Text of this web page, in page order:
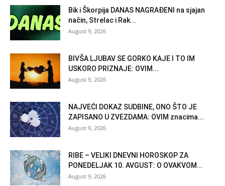
Bik i Škorpija DANAS NAGRAĐENI na sjajan
način, Strelac i Rak...
August 9, 2026
BIVŠA LJUBAV SE GORKO KAJE I TO IM
USKORO PRIZNAJE: OVIM...
August 9, 2026
NAJVEĆI DOKAZ SUDBINE, ONO ŠTO JE
ZAPISANO U ZVEZDAMA: OVIM znacima...
August 9, 2026
RIBE – VELIKI DNEVNI HOROSKOP ZA
PONEDELJAK 10. AVGUST: O OVAKVOM...
August 9, 2026